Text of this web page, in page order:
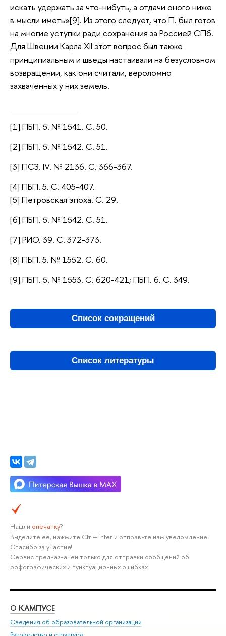
искать удержать за что-нибуть, а отдачи оного ниже
в мысли иметь»[9]. Из этого следует, что П. был готов
на многие уступки ради сохранения за Россией СПб.
Для Швеции Карла XII этот вопрос был также
принципиальным и шведы настаивали на безусловном
возвращении, как они считали, вероломно
захваченных у них земель.
[1] ПБП. 5. № 1541. С. 50.
[2] ПБП. 5. № 1542. С. 51.
[3] ПСЗ. IV. № 2136. С. 366-367.
[4] ПБП. 5. С. 405-407.
[5] Петровская эпоха. С. 29.
[6] ПБП. 5. № 1542. С. 51.
[7] РИО. 39. С. 372-373.
[8] ПБП. 5. № 1552. С. 60.
[9] ПБП. 5. № 1553. С. 620-421; ПБП. 6. С. 349.
Список сокращений
Список литературы
Нашли опечатку?
Выделите её, нажмите Ctrl+Enter и отправьте нам уведомление.
Спасибо за участие!
Сервис предназначен только для отправки сообщений об
орфографических и пунктуационных ошибках.
О КАМПУСЕ
Сведения об образовательной организации